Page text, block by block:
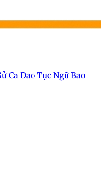
Ca Dao Tục NgữBao